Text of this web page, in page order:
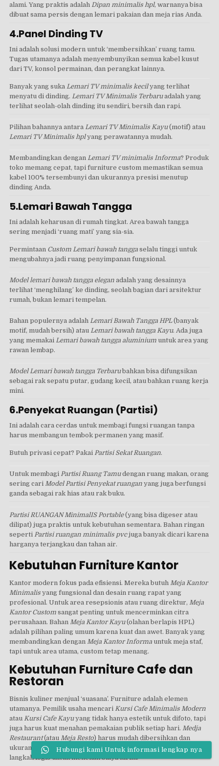
alami. Yang praktis adalah Dipan minimalis hpl, warnanya bisa
dibuat sama persis dengan lemari pakaian dan meja rias Anda.
4.Panel Dinding TV
Ini adalah solusi modern untuk ‘membersihkan’ ruang tamu.
Tugas utamanya adalah menyembunyikan semua kabel kusut
dari TV, konsol permainan, dan perangkat lainnya.
Banyak yang suka Lemari TV minimalis kecilyang terlihat
menyatu di dinding. Lemari TV Minimalis Terbaruadalah yang
terlihat seolah-olah dinding itu sendiri, bersih dan rapi.
Pilihan bahannya antara Lemari TV Minimalis Kayu(motif) atau
Lemari TV Minimalis hplyang perawatannya mudah.
Membandingkan dengan Lemari TV minimalis Informa? Produk
toko memang cepat, tapi furniture custom memastikan semua
kabel 100% tersembunyi dan ukurannya presisi menutup
dinding Anda.
5.Lemari Bawah Tangga
Ini adalah keharusan di rumah tingkat. Area bawah tangga
sering menjadi ‘ruang mati’ yang sia-sia.
Permintaan Custom Lemari bawah tangga selalu tinggi untuk
mengubahnya jadi ruang penyimpanan fungsional.
Model lemari bawah tangga elegan adalah yang desainnya
terlihat ‘menghilang’ ke dinding, seolah bagian dari arsitektur
rumah, bukan lemari tempelan.
Bahan populernya adalahLemari Bawah Tangga HPL(banyak
motif, mudah bersih) atauLemari bawah tangga Kayu. Ada juga
yang memakaiLemari bawah tangga aluminium untuk area yang
rawan lembap.
Model Lemari bawah tangga Terbarubahkan bisa difungsikan
sebagai rak sepatu putar, gudang kecil, atau bahkan ruang kerja
mini.
6.Penyekat Ruangan (Partisi)
Ini adalah cara cerdas untuk membagi fungsi ruangan tanpa
harus membangun tembok permanen yang masif.
Butuh privasi cepat? PakaiPartisi Sekat Ruangan.
Untuk membagiPartisi Ruang Tamudengan ruang makan, orang
sering cariModel Partisi Penyekat ruangan yang juga berfungsi
ganda sebagai rak hias atau rak buku.
Partisi RUANGAN MinimalIS Portable(yang bisa digeser atau
dilipat) juga praktis untuk kebutuhan sementara. Bahan ringan
seperti Partisi ruangan minimalis pvcjuga banyak dicari karena
harganya terjangkau dan tahan air.
Kebutuhan Furniture Kantor
Kantor modern fokus pada efisiensi. Mereka butuhMeja Kantor
Minimalis yang fungsional dan desain ruang rapat yang
profesional. Untuk area resepsionis atau ruang direktur,Meja
Kantor Custom sangat penting untuk mencerminkan citra
perusahaan. BahanMeja Kantor Kayu(olahan berlapis HPL)
adalah pilihan paling umum karena kuat dan awet. Banyak yang
membandingkan denganMeja Kantor Informa untuk meja staf,
tapi untuk area utama, custom tetap menang.
Kebutuhan Furniture Cafe dan
Restoran
Bisnis kuliner menjual ‘suasana’. Furniture adalah elemen
utamanya. Pemilik usaha mencariKursi Cafe Minimalis Modern
atauKursi Cafe Kayuyang tidak hanya estetik untuk difoto, tapi
juga harus kuat menahan pemakaian publik setiap hari.Medja
Restaurant(atauMeja Resto) harus mudah dibersihkan dan
ukurannya pas. MencariToko Kursi Cafe terdekatadalah
langkah logis untuk menekan biaya kirim.
Hubungi kami Untuk informasi lengkap nya